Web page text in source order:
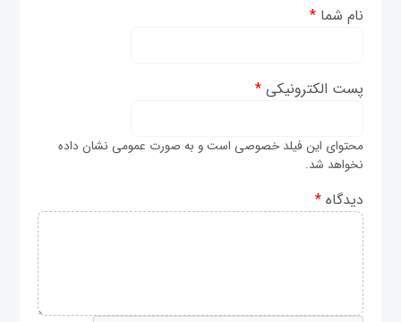
نام شما*
پست الکترونیکی*
محتوای این فیلد خصوصی است و به صورت عمومی نشان داده
نخواهد شد.
دیدگاه*